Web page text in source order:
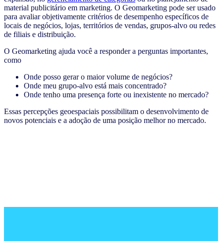
material publicitário em marketing. O Geomarketing pode ser usado
para avaliar objetivamente critérios de desempenho específicos de
locais de negócios, lojas, territórios de vendas, grupos-alvo ou redes
de filiais e distribuição.
O Geomarketing ajuda você a responder a perguntas importantes,
como
Onde posso gerar o maior volume de negócios?
Onde meu grupo-alvo está mais concentrado?
Onde tenho uma presença forte ou inexistente no mercado?
Essas percepções geoespaciais possibilitam o desenvolvimento de
novos potenciais e a adoção de uma posição melhor no mercado.